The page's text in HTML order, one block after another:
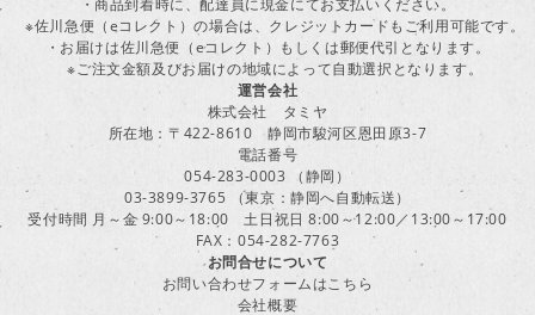
・商品到着時に、配達員に現金にてお支払いください。
※佐川急便（eコレクト）の場合は、クレジットカードもご利用可能です。
・お届けは佐川急便（eコレクト）もしくは郵便代引となります。
※ご注文金額及びお届けの地域によって自動選択となります。
運営会社
株式会社 タミヤ
所在地：〒422-8610 静岡市駿河区恩田原3-7
電話番号
054-283-0003 （静岡）
03-3899-3765 （東京：静岡へ自動転送）
受付時間 月～金 9:00～18:00 土日祝日 8:00～12:00／13:00～17:00
FAX：054-282-7763
お問合せについて
お問い合わせフォームはこちら
会社概要